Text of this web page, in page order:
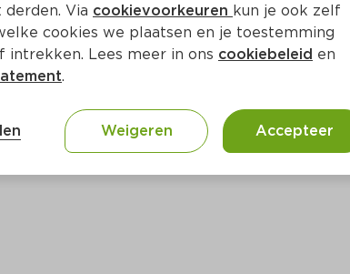
Via cookievoorkeuren kun je ook zelf
cookies we plaatsen en je toestemming
intrekken. Lees meer in ons cookiebeleid en
.
Weigeren Accepteer